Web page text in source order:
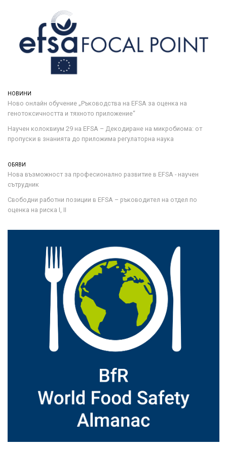
НОВИНИ
Ново онлайн обучение „Ръководства на ЕFSA за оценка на
генотоксичността и тяхното приложение“
Научен колоквиум 29 на EFSA – Декодиране на микробиома: от
пропуски в знанията до приложима регулаторна наука
ОБЯВИ
Нова възможност за професионално развитие в EFSA - научен
сътрудник
Свободни работни позиции в EFSA – ръководител на отдел по
оценка на риска I, II